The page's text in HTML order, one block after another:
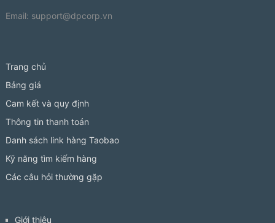
Email: support@dpcorp.vn
Trang chủ
Bảng giá
Cam kết và quy định
Thông tin thanh toán
Danh sách link hàng Taobao
Kỹ năng tìm kiếm hàng
Các câu hỏi thường gặp
Giới thiệu